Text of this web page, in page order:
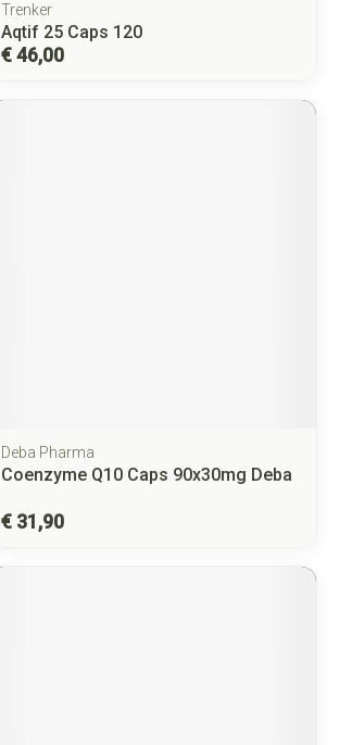
Trenker
Aqtif 25 Caps 120
€ 46,00
Deba Pharma
Coenzyme Q10 Caps 90x30mg Deba
€ 31,90